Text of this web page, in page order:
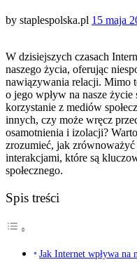
by staplespolska.pl Posted
15 maja
W dzisiejszych czasach
naszego życia, oferując
nawiązywania relacji. Mimo
o jego wpływ na nasze życie
korzystanie z mediów
innych, czy może wręcz
osamotnienia i izolacji?
zrozumieć, jak zrównoważyć
interakcjami, które są
społecznego.
Spis treści
Jak Internet wpływa na